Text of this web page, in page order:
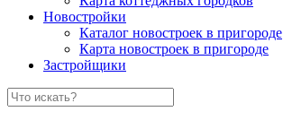
Новостройки
Каталог новостроек в пригороде
Карта новостроек в пригороде
Застройщики